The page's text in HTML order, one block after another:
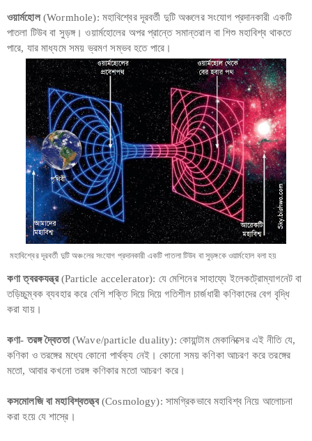
ওয়ার্মহোল(Wormhole): মহাবিশ্বের দূরবর্তী দুটি অঞ্চলের সংযোগ প্রদানকারী একটি
পাতলা টিউব বা সুড়ঙ্গ। ওয়ার্মহোলের অপর প্রান্তে সমান্তরাল বা শিশু মহাবিশ্ব থাকতে
পারে, যার মাধ্যমে সময় ভ্রমণ সম্ভব হতে পারে।
মহাবিশ্বের দূরবর্তী দুটি অঞ্চলের সংযোগ প্রদানকারী একটি পাতলা টিউব বা সুড়ঙ্গকে ওয়ার্মহোল বলা হয়
কণা ত্বরকযন্ত্র(Particle accelerator): যে মেশিনের সাহায্যে ইলেকট্রোম্যাগনেট বা
তড়িচ্চুম্বক ব্যবহার করে বেশি শক্তি দিয়ে দিয়ে গতিশীল চার্জধারী কণিকাদের বেগ বৃদ্ধি
করা যায়।
কণা- তরঙ্গ দ্বৈততা(Wave/particle duality): কোয়ান্টাম মেকানিক্সের এই নীতি যে,
কণিকা ও তরঙ্গের মধ্যে কোনো পার্থক্য নেই। কোনো সময় কণিকা আচরণ করে তরঙ্গের
মতো, আবার কখনো তরঙ্গ কণিকার মতো আচরণ করে।
কসমোলজি বা মহাবিশ্বতত্ত্ব(Cosmology): সামগ্রিকভাবে মহাবিশ্ব নিয়ে আলোচনা
করা হয়ে যে শাস্রে।